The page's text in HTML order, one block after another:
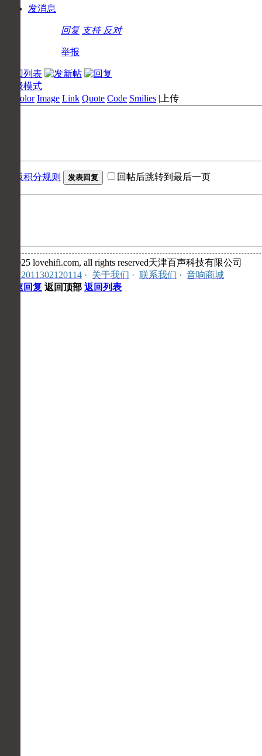
发消息
回复 支持 反对
举报
返回列表
高级模式
Color Image Link Quote Code Smilies |上传
本版积分规则 发表回复 回帖后跳转到最后一页
©2025 lovehifi.com, all rights reserved天津百声科技有限公司
安:12011302120114 · 关于我们 · 联系我们 · 音响商城
快速回复 返回顶部 返回列表